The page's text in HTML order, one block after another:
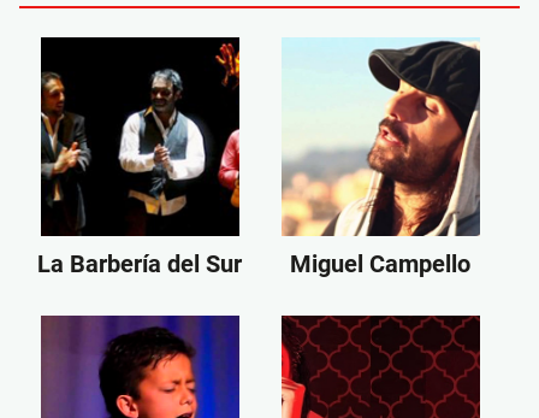
La Barbería del Sur Miguel Campello